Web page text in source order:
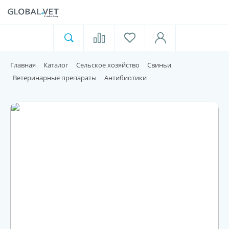
Для пищевой индустрии
Домашние животные
Главная Каталог Сельское хозяйство
Свиньи
Ветеринарные препараты
Антибиотики